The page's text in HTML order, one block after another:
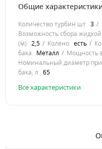
Общие
Количество турбин шт 3
Возможность сбора жидкой
(м) 2,5 Колено есть
бака
Металл Мощность
Номинальный диаметр
бака, л 65
Все характеристики